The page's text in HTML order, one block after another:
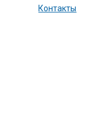
Контакты